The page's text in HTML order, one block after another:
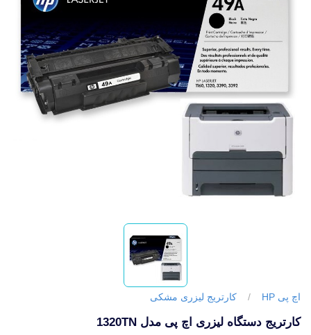
اچ پی HP / کارتریج لیزری مشکی
کارتریج دستگاه لیزری اچ پی مدل 1320TN